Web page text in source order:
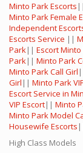
Minto Park Escorts ||
Minto Park Female
Independent
Escorts Service ||
Park|| Escort
Park|| Minto Park
Minto Park Call Girl
Girl || Minto Park
Escort Service in
VIP Escort|| Minto
Minto Park Model
Housewife Escorts
High Class Models